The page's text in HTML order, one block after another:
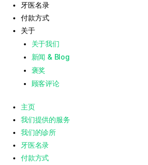
牙医名录
付款方式
关于
关于我们
新闻 & Blog
褒奖
顾客评论
主页
我们提供的服务
我们的诊所
牙医名录
付款方式